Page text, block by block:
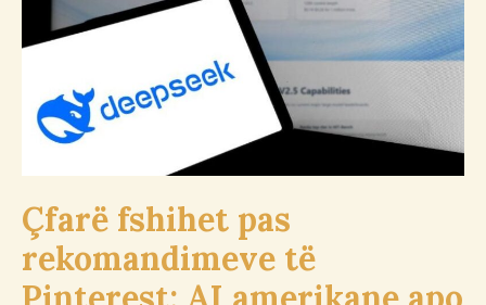
Çfarë fshihet pas
rekomandimeve të
rekomandimeve
të
amerikane
kineze?